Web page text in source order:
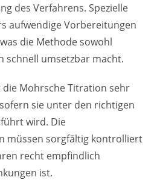
des Verfahrens. Spezielle
aufwendige Vorbereitungen
die Methode sowohl
schnell umsetzbar macht.
Mohrsche Titration sehr
sie unter den richtigen
wird. Die
müssen sorgfältig kontrolliert
recht empfindlich
ist.